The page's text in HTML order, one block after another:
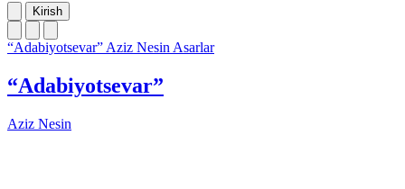
Kirish
“Adabiyotsevar”Aziz NesinAsarlar
“Adabiyotsevar”
Aziz Nesin